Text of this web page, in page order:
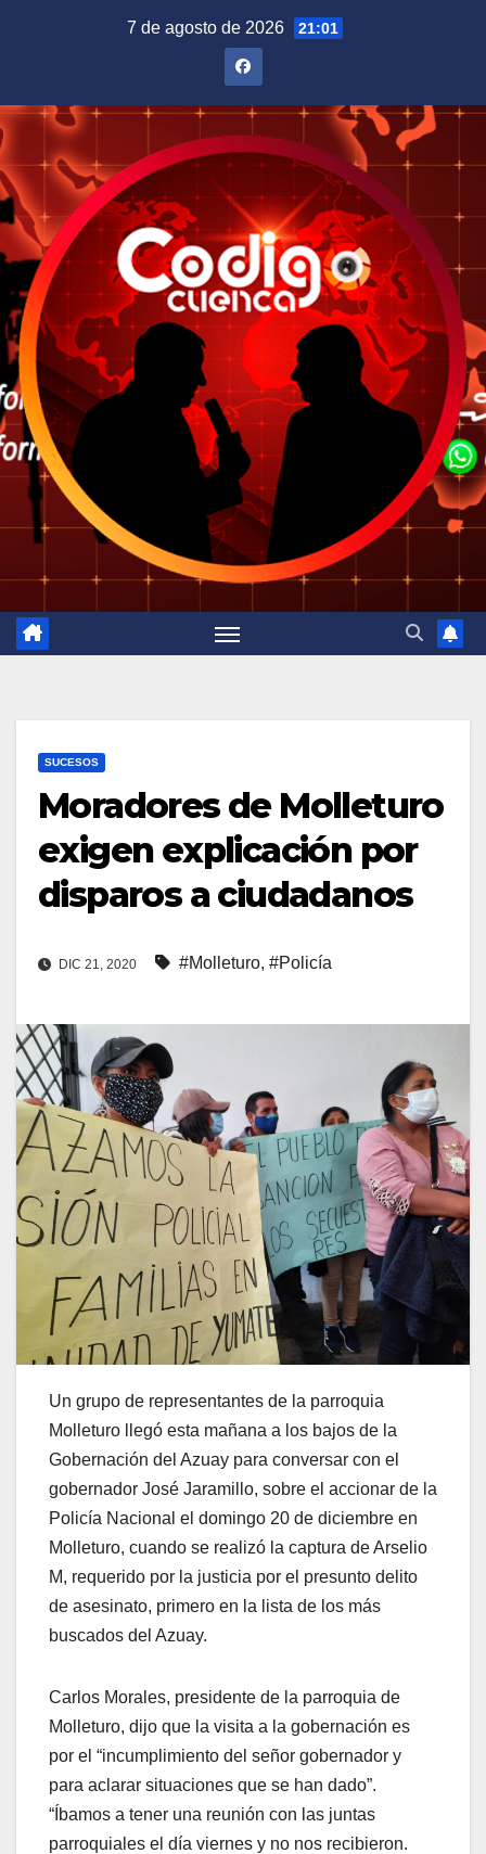
7 de agosto de 2026 21:01
SUCESOS
Moradores de Molleturo
exigen explicación por
disparos a ciudadanos
DIC 21, 2020 #Molleturo, #Policía
Un grupo de representantes de la parroquia
Molleturo llegó esta mañana a los bajos de la
Gobernación del Azuay para conversar con el
gobernador José Jaramillo, sobre el accionar de la
Policía Nacional el domingo 20 de diciembre en
Molleturo, cuando se realizó la captura de Arselio
M, requerido por la justicia por el presunto delito
de asesinato, primero en la lista de los más
buscados del Azuay.
Carlos Morales, presidente de la parroquia de
Molleturo, dijo que la visita a la gobernación es
por el “incumplimiento del señor gobernador y
para aclarar situaciones que se han dado”.
“Íbamos a tener una reunión con las juntas
parroquiales el día viernes y no nos recibieron.